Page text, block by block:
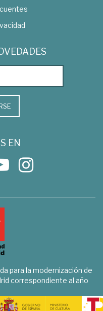
EN
para la modernización de
correspondiente al año